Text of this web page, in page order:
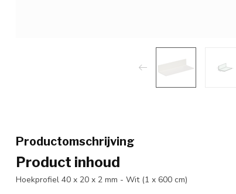
Productomschrijving
Product inhoud
Hoekprofiel 40 x 20 x 2 mm - Wit (1 x 600 cm)